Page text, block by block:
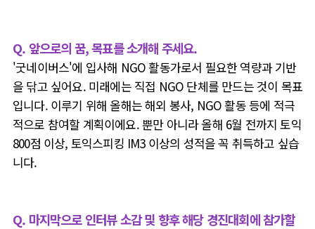
Q. 앞으로의 꿈, 목표를 소개해 주세요.
'굿네이버스'에 입사해 NGO 활동가로서 필요한 역량과 기반
을 닦고 싶어요. 미래에는 직접 NGO 단체를 만드는 것이 목표
입니다. 이루기 위해 올해는 해외 봉사, NGO 활동 등에 적극
적으로 참여할 계획이에요. 뿐만 아니라 올해 6월 전까지 토익
800점 이상, 토익스피킹 IM3 이상의 성적을 꼭 취득하고 싶습
니다.
Q. 마지막으로 인터뷰 소감 및 향후 해당 경진대회에 참가할